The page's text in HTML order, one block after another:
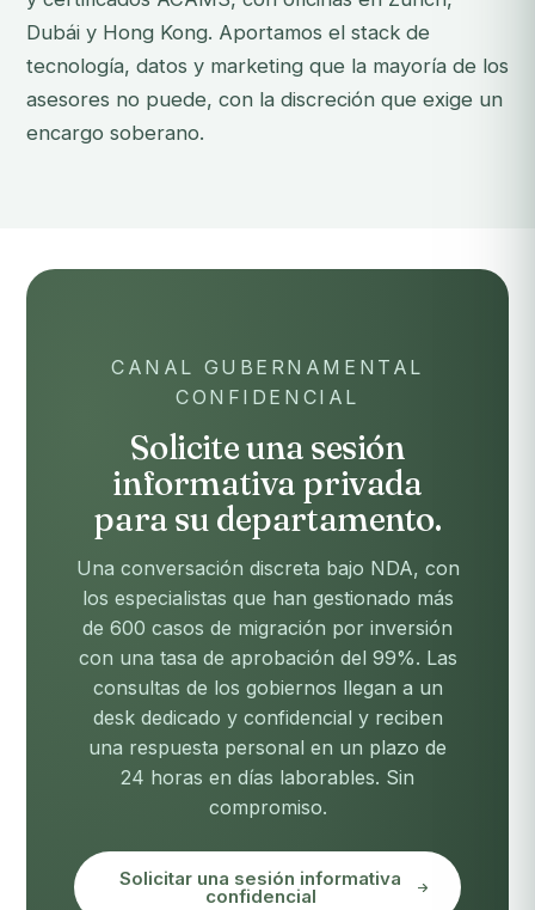
Dubái y Hong Kong. Aportamos el stack de
tecnología, datos y marketing que la mayoría de los
asesores no puede, con la discreción que exige un
encargo soberano.
CANAL GUBERNAMENTAL
CONFIDENCIAL
Solicite una sesión
informativa privada
para su departamento.
Una conversación discreta bajo NDA, con
los especialistas que han gestionado más
de 600 casos de migración por inversión
con una tasa de aprobación del 99%. Las
consultas de los gobiernos llegan a un
desk dedicado y confidencial y reciben
una respuesta personal en un plazo de
24 horas en días laborables. Sin
compromiso.
Solicitar una sesión informativa
confidencial